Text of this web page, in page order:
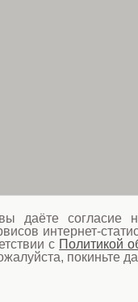
даёте согласие
интернет-
с Политикой
покиньте